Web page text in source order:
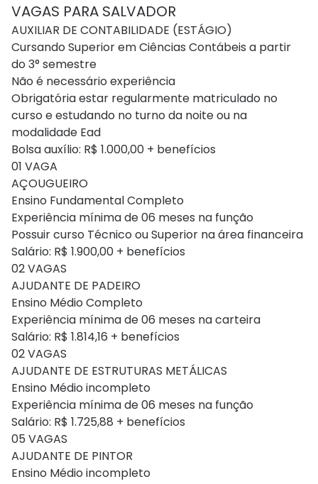
VAGAS PARA SALVADOR
AUXILIAR DE CONTABILIDADE (ESTÁGIO)
Cursando Superior em Ciências Contábeis a partir
do 3° semestre
Não é necessário experiência
Obrigatória estar regularmente matriculado no
curso e estudando no turno da noite ou na
modalidade Ead
Bolsa auxílio: R$ 1.000,00 + benefícios
01 VAGA
AÇOUGUEIRO
Ensino Fundamental Completo
Experiência mínima de 06 meses na função
Possuir curso Técnico ou Superior na área financeira
Salário: R$ 1.900,00 + benefícios
02 VAGAS
AJUDANTE DE PADEIRO
Ensino Médio Completo
Experiência mínima de 06 meses na carteira
Salário: R$ 1.814,16 + benefícios
02 VAGAS
AJUDANTE DE ESTRUTURAS METÁLICAS
Ensino Médio incompleto
Experiência mínima de 06 meses na função
Salário: R$ 1.725,88 + benefícios
05 VAGAS
AJUDANTE DE PINTOR
Ensino Médio incompleto